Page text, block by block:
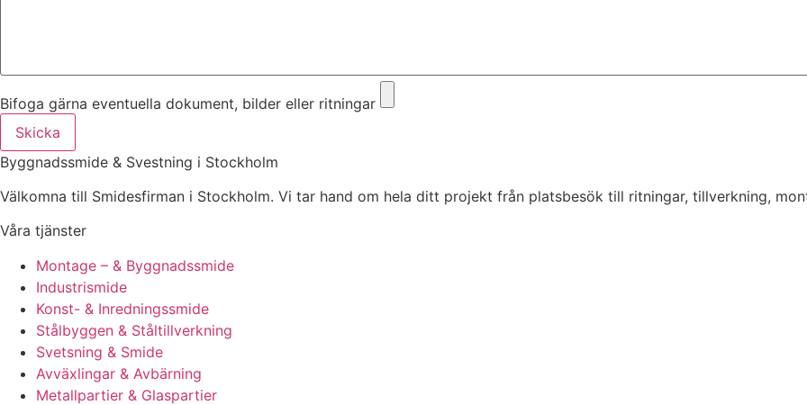
Bifoga gärna eventuella dokument, bilder eller ritningar
Skicka
Byggnadssmide & Svestning i Stockholm
Välkomna till Smidesfirman i Stockholm. Vi tar hand om hela ditt projekt från platsbesök till ritningar, tillverkning,
Våra tjänster
Montage – & Byggnadssmide
Industrismide
Konst- & Inredningssmide
Stålbyggen & Ståltillverkning
Svetsning & Smide
Avväxlingar & Avbärning
Metallpartier & Glaspartier